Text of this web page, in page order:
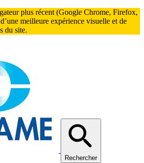
plus récent (Google Chrome, Firefox,
meilleure expérience visuelle et de
du site.
Rechercher